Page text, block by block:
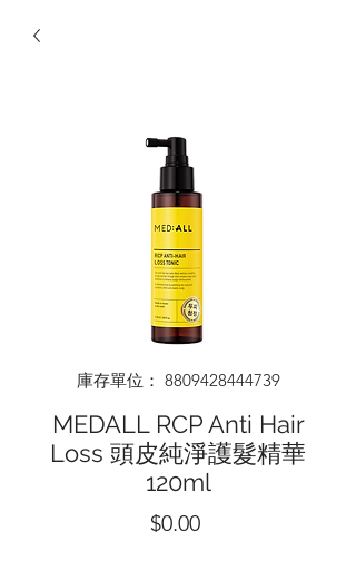
庫存單位： 8809428444739
MEDALL RCP Anti Hair
Loss 頭皮純淨護髮精華
120ml
$0.00價